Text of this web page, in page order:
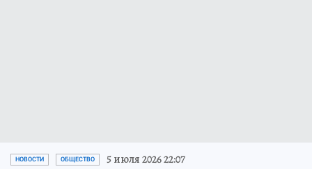
НОВОСТИ ОБЩЕСТВО 5 июля 2026 22:07